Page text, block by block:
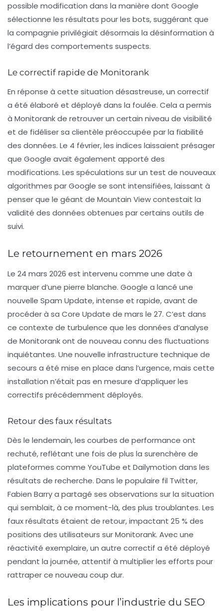
possible modification dans la manière dont Google
sélectionne les résultats pour les bots, suggérant que
la compagnie privilégiait désormais la désinformation à
l’égard des comportements suspects.
Le correctif rapide de Monitorank
En réponse à cette situation désastreuse, un correctif
a été élaboré et déployé dans la foulée. Cela a permis
à Monitorank de retrouver un certain niveau de visibilité
et de fidéliser sa clientèle préoccupée par la fiabilité
des données. Le 4 février, les indices laissaient présager
que Google avait également apporté des
modifications. Les spéculations sur un test de nouveaux
algorithmes par Google se sont intensifiées, laissant à
penser que le géant de Mountain View contestait la
validité des données obtenues par certains outils de
suivi.
Le retournement en mars 2026
Le 24 mars 2026 est intervenu comme une date à
marquer d’une pierre blanche. Google a lancé une
nouvelle Spam Update, intense et rapide, avant de
procéder à sa Core Update de mars le 27. C’est dans
ce contexte de turbulence que les données d’analyse
de Monitorank ont de nouveau connu des fluctuations
inquiétantes. Une nouvelle infrastructure technique de
secours a été mise en place dans l’urgence, mais cette
installation n’était pas en mesure d’appliquer les
correctifs précédemment déployés.
Retour des faux résultats
Dès le lendemain, les courbes de performance ont
rechuté, reflétant une fois de plus la surenchère de
plateformes comme YouTube et Dailymotion dans les
résultats de recherche. Dans le populaire fil Twitter,
Fabien Barry a partagé ses observations sur la situation
qui semblait, à ce moment-là, des plus troublantes. Les
faux résultats étaient de retour, impactant 25 % des
positions des utilisateurs sur Monitorank. Avec une
réactivité exemplaire, un autre correctif a été déployé
pendant la journée, attentif à multiplier les efforts pour
rattraper ce nouveau coup dur.
Les implications pour l’industrie du SEO